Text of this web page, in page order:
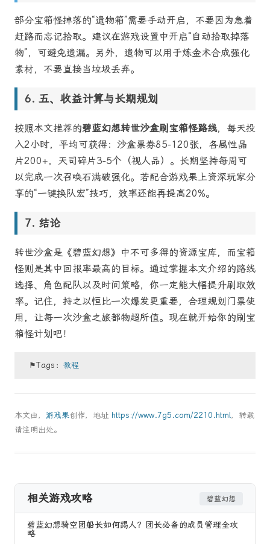
部分宝箱怪掉落的“遗物箱”需要手动开启，不要因为急着
赶路而忘记拾取。建议在游戏设置中开启“自动拾取掉落
物”，可避免遗漏。另外，遗物可以用于炼金术合成强化
素材，不要直接当垃圾丢弃。
五、收益计算与长期规划
按照本文推荐的碧蓝幻想转世沙盒刷宝箱怪路线，每天投
入2小时，平均可获得：沙盒票券85-120张，各属性晶
片200+，天司碎片3-5个（视人品）。长期坚持每周可
以完成一次召唤石满破强化。若配合游戏果上资深玩家分
享的“一键换队宏”技巧，效率还能再提高20%。
结论
转世沙盒是《碧蓝幻想》中不可多得的资源宝库，而宝箱
怪则是其中回报率最高的目标。通过掌握本文介绍的路线
选择、角色配队以及时间策略，你一定能大幅提升刷取效
率。记住，持之以恒比一次爆发更重要，合理规划门票使
用，让每一次沙盒之旅都物超所值。现在就开始你的刷宝
箱怪计划吧！
⚑Tags：教程
本文由， 游戏果创作，地址 https://www.7g5.com/2210.html，转载
请注明出处。
相关游戏攻略 碧蓝幻想
碧蓝幻想骑空团船长如何踢人？团长必备的成员管理全攻
略